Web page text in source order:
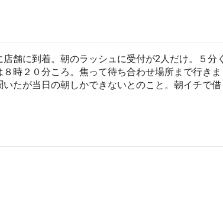
舗に到着。朝のラッシュに受付が2人だけ。５分
時２０分ころ。焦って待ち合わせ場所まで行き
たが当日の朝しかできないとのこと。朝イチで